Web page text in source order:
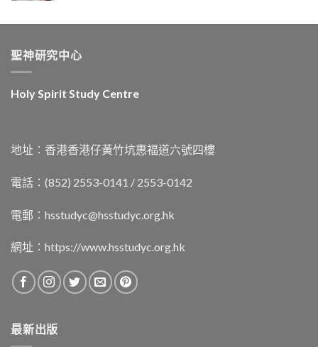
聖神研究中心
Holy Spirit Study Centre
地址︰香港香港仔黃竹坑惠福道六號四樓
電話：(852) 2553-0141 / 2553-0142
電郵︰ hsstudyc@hsstudyc.org.hk
網址︰ https://www.hsstudyc.org.hk
最新出版